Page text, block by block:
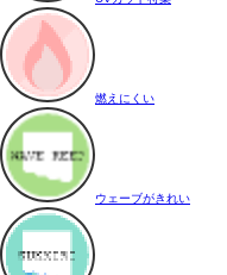
燃えにくい
ウェーブがきれい